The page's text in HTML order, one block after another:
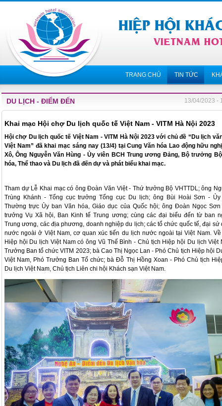
TRANG CHỦ TIN TỨC
DU LỊCH - ĐIỂM ĐẾN 13/04/2023 -
Khai mạc Hội chợ Du lịch quốc tế Việt Nam - VITM Hà Nội 2023
Hội chợ Du lịch quốc tế Việt Nam - VITM Hà Nội 2023 với chủ đề “Du lịch
Việt Nam” đã khai mạc sáng nay (13/4) tại Cung Văn hóa Lao động hữu
Xô, Ông Nguyễn Văn Hùng - Ủy viên BCH Trung ương Đảng, Bộ trưởng
hóa, Thể thao và Du lịch đã đến dự và phát biểu khai mạc.
Tham dự Lễ Khai mạc có ông Đoàn Văn Việt - Thứ trưởng Bộ VHTTDL; ông
Trùng Khánh - Tổng cục trưởng Tổng cục Du lịch; ông Bùi Hoài Sơn - Ủy
Thường trực Ủy ban Văn hóa, Giáo dục của Quốc hội; ông Đoàn Ngọc
trưởng Vụ Xã hội, Ban Kinh tế Trung ương; cùng các đại biểu đến từ ban
Trung ương, các địa phương, doanh nghiệp du lịch; các tổ chức quốc tế, đại sứ
nước ngoài ở Việt Nam, cơ quan xúc tiến du lịch nước ngoài tại Việt Nam.
Hiệp hội Du lịch Việt Nam có ông Vũ Thế Bình - Chủ tịch Hiệp hội Du lịch Việt
Trưởng Ban tổ chức VITM 2023; bà Cao Thị Ngọc Lan - Phó Chủ tịch Hiệp hội
Việt Nam, Phó Trưởng Ban Tổ chức; bà Đỗ Thị Hồng Xoan - Phó Chủ tịch
Du lịch Việt Nam, Chủ tịch Liên chi hội Khách sạn Việt Nam.